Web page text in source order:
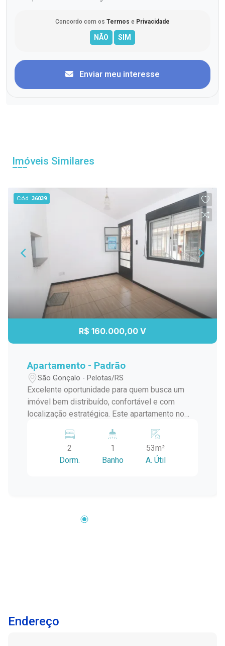
Concordo com os Termos e Privacidade
Enviar meu interesse
Imóveis Similares
Cód.36039
R$ 160.000,00 V
Apartamento - Padrão
São Gonçalo - Pelotas/RS
Excelente oportunidade para quem busca um
imóvel bem distribuído, confortável e com
localização estratégica. Este apartamento no
praticidade no dia a dia sem abrir mão de
dormitórios amplos, bem iluminados e
momentos de descanso e convivência. Cozinha
Bento Freitas e a uma ampla variedade de
comércios e serviços, como farmácias,
2
Dorm.
1
Banho
53m²
A. Útil
Endereço